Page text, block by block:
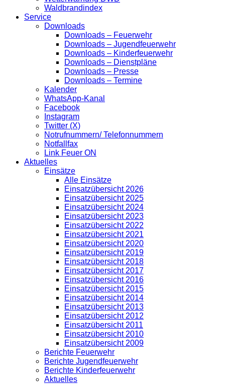
Waldbrandindex
Service
Downloads
Downloads – Feuerwehr
Downloads – Jugendfeuerwehr
Downloads – Kinderfeuerwehr
Downloads – Dienstpläne
Downloads – Presse
Downloads – Termine
Kalender
WhatsApp-Kanal
Facebook
Instagram
Twitter (X)
Notrufnummern/ Telefonnummern
Notfallfax
Link Feuer ON
Aktuelles
Einsätze
Alle Einsätze
Einsatzübersicht 2026
Einsatzübersicht 2025
Einsatzübersicht 2024
Einsatzübersicht 2023
Einsatzübersicht 2022
Einsatzübersicht 2021
Einsatzübersicht 2020
Einsatzübersicht 2019
Einsatzübersicht 2018
Einsatzübersicht 2017
Einsatzübersicht 2016
Einsatzübersicht 2015
Einsatzübersicht 2014
Einsatzübersicht 2013
Einsatzübersicht 2012
Einsatzübersicht 2011
Einsatzübersicht 2010
Einsatzübersicht 2009
Berichte Feuerwehr
Berichte Jugendfeuerwehr
Berichte Kinderfeuerwehr
Aktuelles